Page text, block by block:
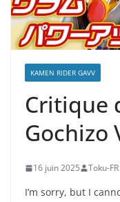
KAMEN RIDER GAVV
Critique
Gochizo
16 juin 2025 Toku-FR
I’m sorry, but I